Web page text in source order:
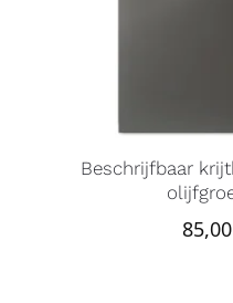
Beschrijfbaar
85,00